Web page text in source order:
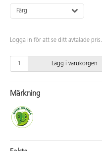
Färg
Logga in för att se ditt avtalade pris.
Lägg i varukorgen
Märkning